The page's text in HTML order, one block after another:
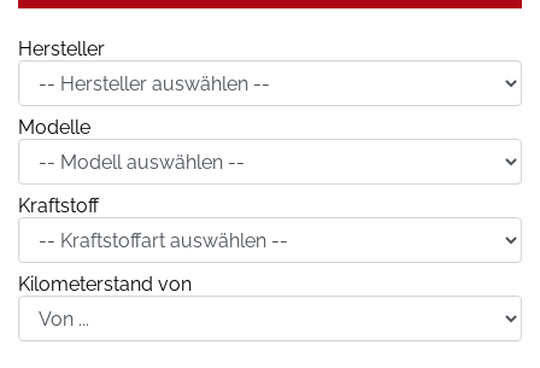
Hersteller
Modelle
Kraftstoff
Kilometerstand von